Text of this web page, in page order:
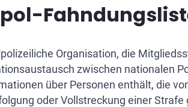
Auslieferung Deutschland –
Auslieferung Deutschland –
Auslieferung Deutschland –
Auslieferung Deutschland –
Organisation, die
zwischen nationalen
über Personen enthält, die
oder Vollstreckung einer